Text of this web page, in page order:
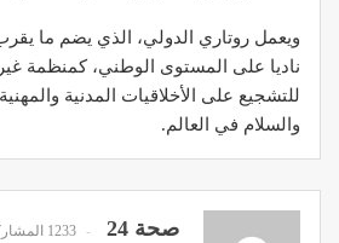
ناديا على المستوى الوطني، كمنظمة
للتشجيع على الأخلاقيات المدنية والمهنية
والسلام في العالم.
صحة 24 1233 المشاركات